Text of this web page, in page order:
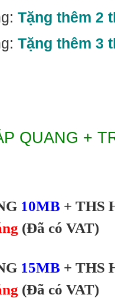
Tặng thêm 2
Tặng thêm 3
QUANG +
10MB + THS
(Đã có VAT)
15MB + THS
(Đã có VAT)